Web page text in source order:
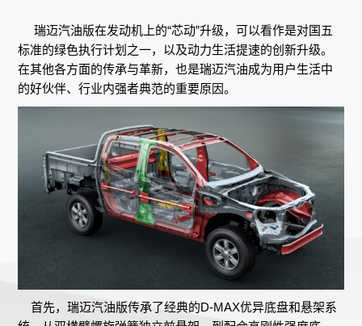
瑞迈汽油版在发动机上的“芯动”升级，可以看作是对国五
标准的绿色执行计划之一，以及动力生活提速的创新升级。
在其他各方面的传承与革新，也是瑞迈汽油成为用户生活中
的好伙伴、行业内强者典范的重要原因。
首先，瑞迈汽油版传承了经典的D-MAX优异底盘和悬架系